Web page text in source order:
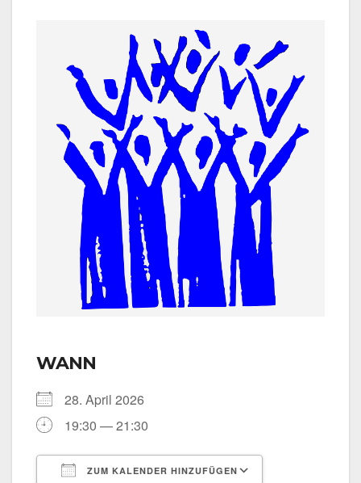
WANN
28. April 2026
19:30 — 21:30
ZUM KALENDER HINZUFÜGEN